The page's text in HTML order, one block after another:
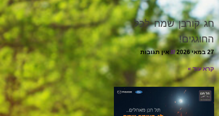
חג קורבן שמח לכל
החוגגים!
27 במאי 2026 אין תגובות
קרא עוד »